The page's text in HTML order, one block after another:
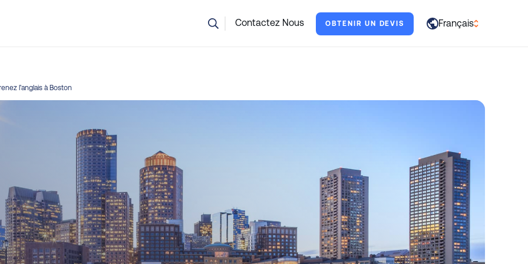
Contactez Nous OBTENIR UN DEVIS Français
日本語
Português
Русский
Español
l’anglais à Boston